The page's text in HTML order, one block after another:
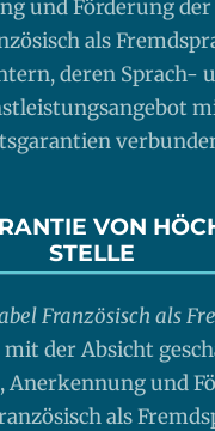
und Förderung
als
deren Sprach-
VON
STELLE
Französisch als
der Absicht
und
als